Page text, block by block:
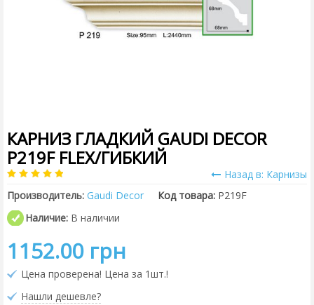
КАРНИЗ ГЛАДКИЙ GAUDI DECOR
P219F FLEX/ГИБКИЙ
Назад в: Карнизы
Производитель: Gaudi Decor Код товара: P219F
Наличие: В наличии
1152.00 грн
Цена проверена! Цена за 1шт.!
Нашли дешевле?